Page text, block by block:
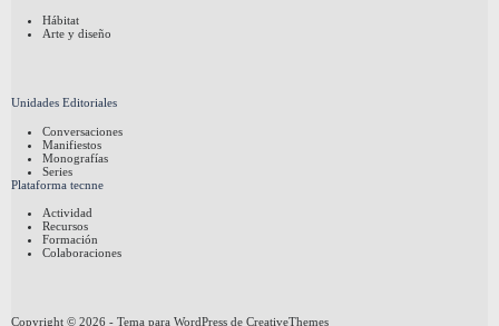
Hábitat
Arte y diseño
Unidades Editoriales
Conversaciones
Manifiestos
Monografías
Series
Plataforma tecnne
Actividad
Recursos
Formación
Colaboraciones
Copyright © 2026 - Tema para WordPress de CreativeThemes